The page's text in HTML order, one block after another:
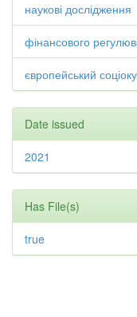
наукові дослідження
фінансового
європейський
Date issued
2021
Has File(s)
true